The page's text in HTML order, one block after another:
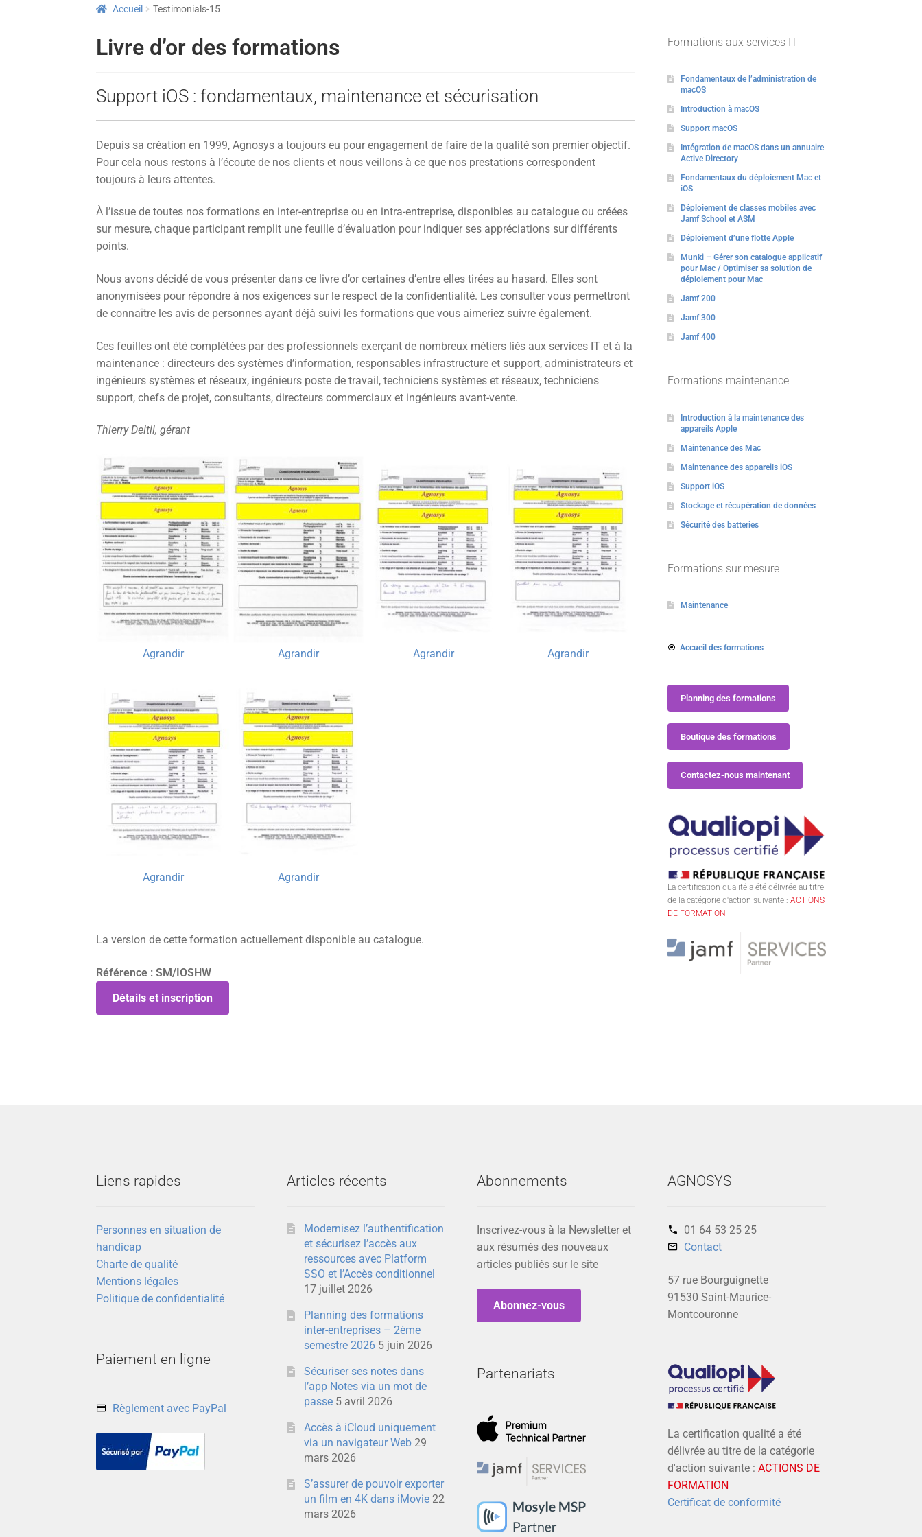
Accueil Testimonials-15
Livre d’or des formations
Support iOS : fondamentaux, maintenance et sécurisation
Depuis sa création en 1999, Agnosys a toujours eu pour engagement de faire de la qualité son premier objectif.
Pour cela nous restons à l’écoute de nos clients et nous veillons à ce que nos prestations correspondent
toujours à leurs attentes.
À l’issue de toutes nos formations en inter-entreprise ou en intra-entreprise, disponibles au catalogue ou créées
sur mesure, chaque participant remplit une feuille d’évaluation pour indiquer ses appréciations sur différents
points.
Nous avons décidé de vous présenter dans ce livre d’or certaines d’entre elles tirées au hasard. Elles sont
anonymisées pour répondre à nos exigences sur le respect de la confidentialité. Les consulter vous permettront
de connaître les avis de personnes ayant déjà suivi les formations que vous aimeriez suivre également.
Ces feuilles ont été complétées par des professionnels exerçant de nombreux métiers liés aux services IT et à la
maintenance : directeurs des systèmes d’information, responsables infrastructure et support, administrateurs et
ingénieurs systèmes et réseaux, ingénieurs poste de travail, techniciens systèmes et réseaux, techniciens
support, chefs de projet, consultants, directeurs commerciaux et ingénieurs avant-vente.
Thierry Deltil, gérant
Agrandir Agrandir Agrandir Agrandir
Agrandir Agrandir
La version de cette formation actuellement disponible au catalogue.
Référence : SM/IOSHW
Détails et inscription
Formations aux services IT
Fondamentaux de l’administration de
macOS
Introduction à macOS
Support macOS
Intégration de macOS dans un annuaire
Active Directory
Fondamentaux du déploiement Mac et
iOS
Déploiement de classes mobiles avec
Jamf School et ASM
Déploiement d’une flotte Apple
Munki – Gérer son catalogue applicatif
pour Mac / Optimiser sa solution de
déploiement pour Mac
Jamf 200
Jamf 300
Jamf 400
Formations maintenance
Introduction à la maintenance des
appareils Apple
Maintenance des Mac
Maintenance des appareils iOS
Support iOS
Stockage et récupération de données
Sécurité des batteries
Formations sur mesure
Maintenance
Accueil des formations
Planning des formations
Boutique des formations
Contactez-nous maintenant
La certification qualité a été délivrée au titre
de la catégorie d'action suivante : ACTIONS
DE FORMATION
Liens rapides
Personnes en situation de
handicap
Charte de qualité
Mentions légales
Politique de confidentialité
Paiement en ligne
Règlement avec PayPal
Articles récents
Modernisez l’authentification
et sécurisez l’accès aux
ressources avec Platform
SSO et l’Accès conditionnel
17 juillet 2026
Planning des formations
inter-entreprises – 2ème
semestre 2026 5 juin 2026
Sécuriser ses notes dans
l’app Notes via un mot de
passe 5 avril 2026
Accès à iCloud uniquement
via un navigateur Web 29
mars 2026
S’assurer de pouvoir exporter
un film en 4K dans iMovie 22
mars 2026
Abonnements
Inscrivez-vous à la Newsletter et
aux résumés des nouveaux
articles publiés sur le site
Abonnez-vous
Partenariats
AGNOSYS
01 64 53 25 25‬
Contact
57 rue Bourguignette
91530 Saint-Maurice-
Montcouronne
La certification qualité a été
délivrée au titre de la catégorie
d'action suivante : ACTIONS DE
FORMATION
Certificat de conformité